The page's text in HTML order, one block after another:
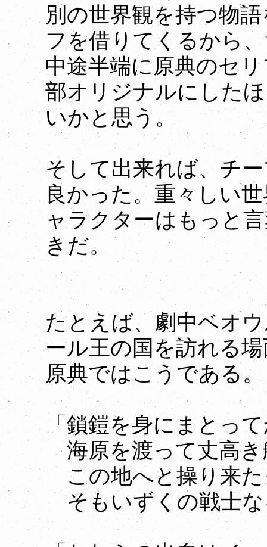
別の世界観を持つ物
フを借りてくるから
中途半端に原典のセ
部オリジナルにした
いかと思う。
そして出来れば、チ
良かった。重々しい
ャラクターはもっと
きだ。
たとえば、劇中ベオ
ール王の国を訪れる
原典ではこうである。
「鎖鎧を身にまとっ
海原を渡って丈高き
この地へと操り来
そもいずくの戦士な